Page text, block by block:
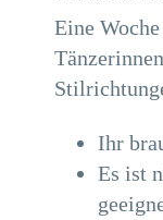
Eine
Ihr
Es ist